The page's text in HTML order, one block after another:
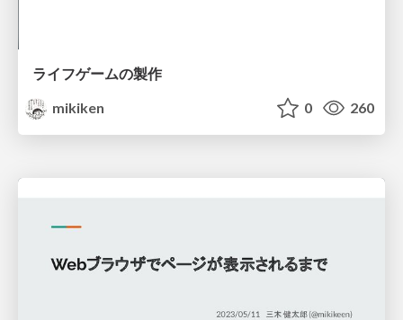
ライフゲームの製作
mikiken
0 260